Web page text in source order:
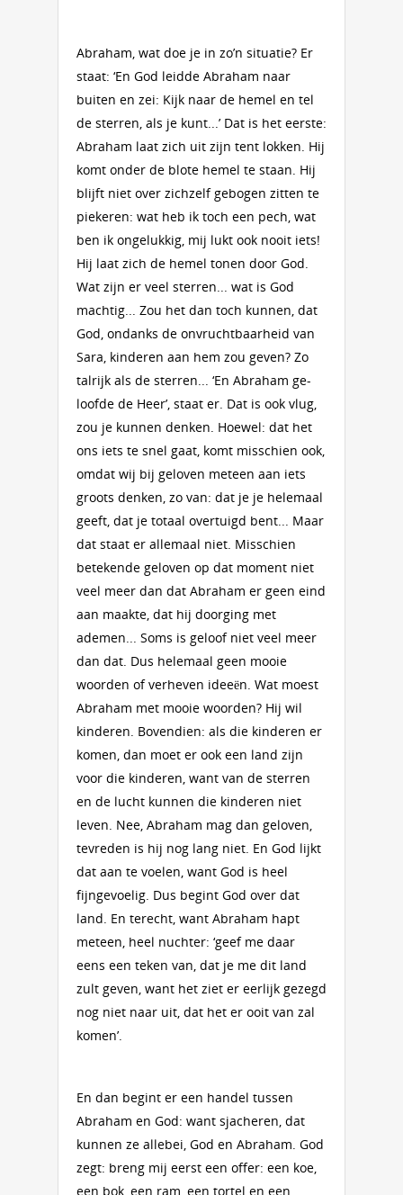
Abraham, wat doe je in zo’n situatie? Er
staat: ‘En God leidde Abraham naar
buiten en zei: Kijk naar de hemel en tel
de sterren, als je kunt...’ Dat is het eerste:
Abraham laat zich uit zijn tent lokken. Hij
komt onder de blote hemel te staan. Hij
blijft niet over zichzelf gebogen zitten te
piekeren: wat heb ik toch een pech, wat
ben ik ongelukkig, mij lukt ook nooit iets!
Hij laat zich de hemel tonen door God.
Wat zijn er veel sterren... wat is God
machtig... Zou het dan toch kunnen, dat
God, ondanks de onvruchtbaarheid van
Sara, kinderen aan hem zou geven? Zo
talrijk als de sterren... ‘En Abraham ge­
loofde de Heer’, staat er. Dat is ook vlug,
zou je kunnen denken. Hoewel: dat het
ons iets te snel gaat, komt misschien ook,
omdat wij bij geloven meteen aan iets
groots denken, zo van: dat je je helemaal
geeft, dat je totaal overtuigd bent... Maar
dat staat er allemaal niet. Misschien
betekende geloven op dat moment niet
veel meer dan dat Abraham er geen eind
aan maakte, dat hij doorging met
ademen... Soms is geloof niet veel meer
dan dat. Dus helemaal geen mooie
woorden of verheven ideeën. Wat moest
Abraham met mooie woorden? Hij wil
kinderen. Bovendien: als die kinderen er
komen, dan moet er ook een land zijn
voor die kinderen, want van de sterren
en de lucht kunnen die kinderen niet
leven. Nee, Abraham mag dan geloven,
tev­reden is hij nog lang niet. En God lijkt
dat aan te voelen, want God is heel
fijngevoelig. Dus begint God over dat
land. En terecht, want Abraham hapt
meteen, heel nuchter: ‘geef me daar
eens een teken van, dat je me dit land
zult geven, want het ziet er eerlijk gezegd
nog niet naar uit, dat het er ooit van zal
komen’.
En dan begint er een handel tussen
Abraham en God: want sja­cheren, dat
kunnen ze allebei, God en Abraham. God
zegt: breng mij eerst een offer: een koe,
een bok, een ram, een tortel en een